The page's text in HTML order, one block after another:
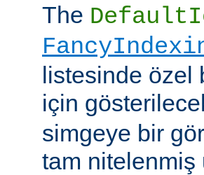
The
listesinde özel
için
simgeye bir
tam nitelenmiş